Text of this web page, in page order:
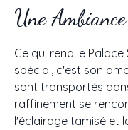
Une
Ce qui rend le
spécial, c'est son
sont transportés
raffinement se
l'éclairage tamisé et